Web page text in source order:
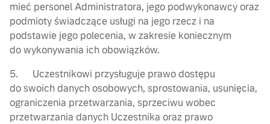
mieć personel Administratora, jego podwykonawcy oraz
podmioty świadczące usługi na jego rzecz i na
podstawie jego polecenia, w zakresie koniecznym
do wykonywania ich obowiązków.
5. Uczestnikowi przysługuje prawo dostępu
do swoich danych osobowych, sprostowania, usunięcia,
ograniczenia przetwarzania, sprzeciwu wobec
przetwarzania danych Uczestnika oraz prawo